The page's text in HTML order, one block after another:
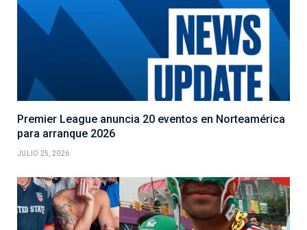
Premier League anuncia 20 eventos en Norteamérica
para arranque 2026
JULIO 25, 2026